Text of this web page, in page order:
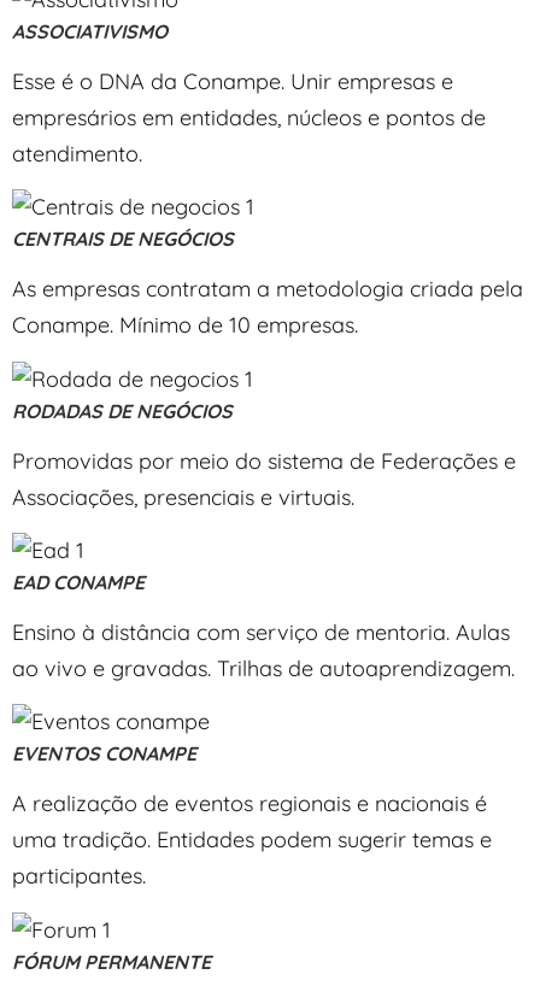
ASSOCIATIVISMO
Esse é o DNA da Conampe. Unir empresas e
empresários em entidades, núcleos e pontos de
atendimento.
CENTRAIS DE NEGÓCIOS
As empresas contratam a metodologia criada pela
Conampe. Mínimo de 10 empresas.
RODADAS DE NEGÓCIOS
Promovidas por meio do sistema de Federações e
Associações, presenciais e virtuais.
EAD CONAMPE
Ensino à distância com serviço de mentoria. Aulas
ao vivo e gravadas. Trilhas de autoaprendizagem.
EVENTOS CONAMPE
A realização de eventos regionais e nacionais é
uma tradição. Entidades podem sugerir temas e
participantes.
FÓRUM PERMANENTE